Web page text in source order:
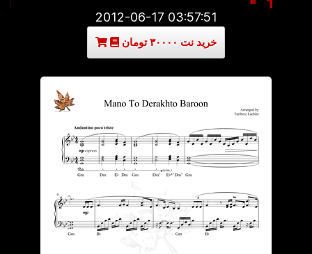
2012-06-17 03:57:51
خرید نت ۳۰۰۰۰ تومان